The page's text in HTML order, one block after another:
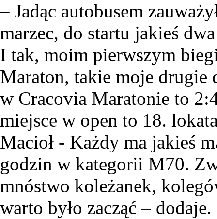
– Jadąc autobusem
marzec, do startu jakieś
I tak, moim pierwszym
Maraton, takie moje drugie
w Cracovia Maratonie to
miejsce w open to 18.
Macioł - Każdy ma jakieś
godzin w kategorii M70.
mnóstwo koleżanek,
warto było zacząć – dodaje.